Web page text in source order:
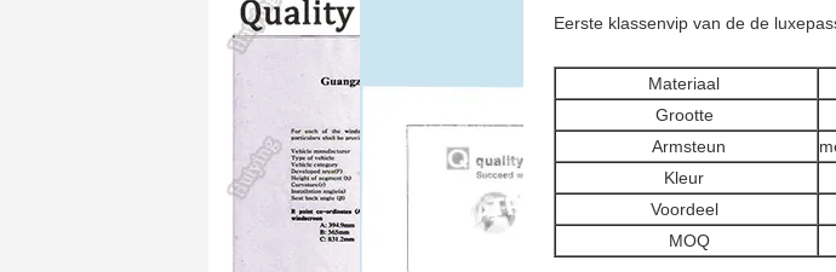
Eerste klassenvip van de de
Materiaal
Grootte
Armsteun
Kleur
Voordeel
MOQ